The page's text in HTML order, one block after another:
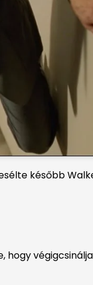
később
hogy